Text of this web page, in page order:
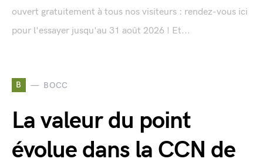
ouvert gratuitement à tous nos visiteurs : rendez-vous ici
pour l'essayer jusqu'au 31 août 2026 ! Et...
B BOCC
La valeur du point
évolue dans la CCN de